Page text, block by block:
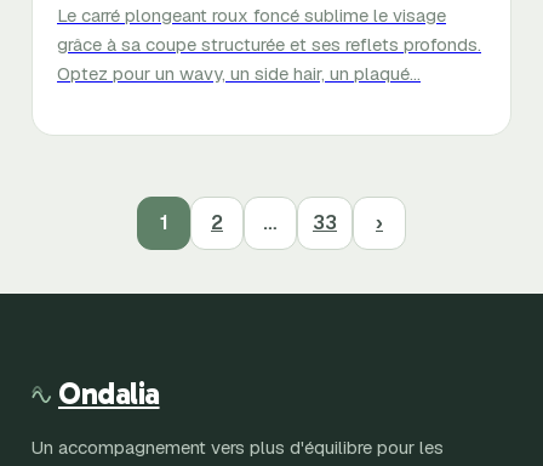
Le carré plongeant roux foncé sublime le visage
grâce à sa coupe structurée et ses reflets profonds.
Optez pour un wavy, un side hair, un plaqué…
1 2 … 33 ›
Ondalia
Un accompagnement vers plus d'équilibre pour les